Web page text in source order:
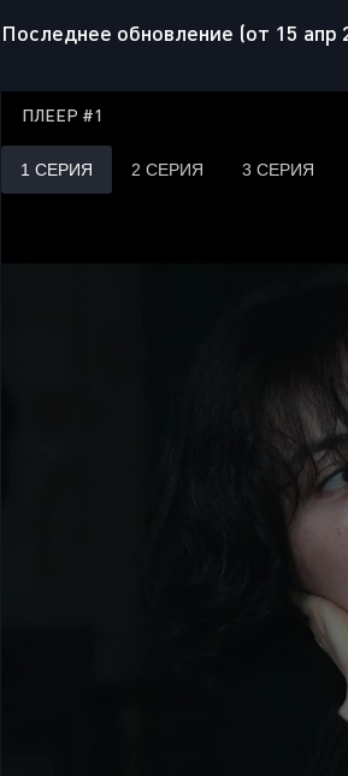
Последнее обновление (от 15 апр
ПЛЕЕР #1